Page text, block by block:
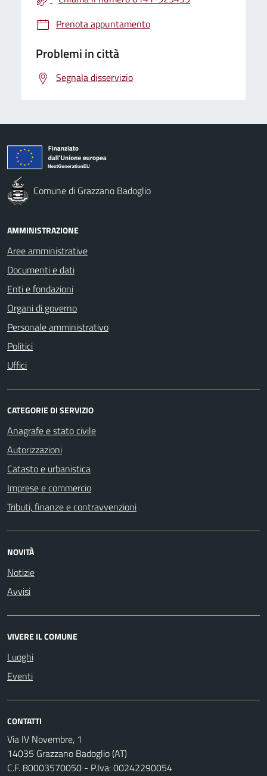
Prenota appuntamento
Problemi in città
Segnala disservizio
Comune di Grazzano Badoglio
AMMINISTRAZIONE
Aree amministrative
Documenti e dati
Enti e fondazioni
Organi di governo
Personale amministrativo
Politici
Uffici
CATEGORIE DI SERVIZIO
Anagrafe e stato civile
Autorizzazioni
Catasto e urbanistica
Imprese e commercio
Tributi, finanze e contravvenzioni
NOVITÀ
Notizie
Avvisi
VIVERE IL COMUNE
Luoghi
Eventi
CONTATTI
Via IV Novembre, 1
14035 Grazzano Badoglio (AT)
C.F. 80003570050 - P.Iva: 00242290054